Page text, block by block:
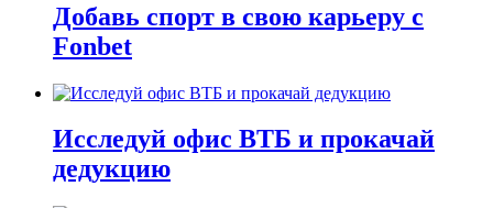
Добавь спорт в свою карьеру с
Fonbet
Исследуй офис ВТБ и прокачай
дедукцию